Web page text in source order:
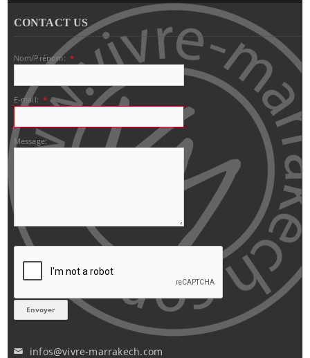
CONTACT US
Nom/Prénom: *
E-mail: *
Message:
✉ infos@vivre-marrakech.com